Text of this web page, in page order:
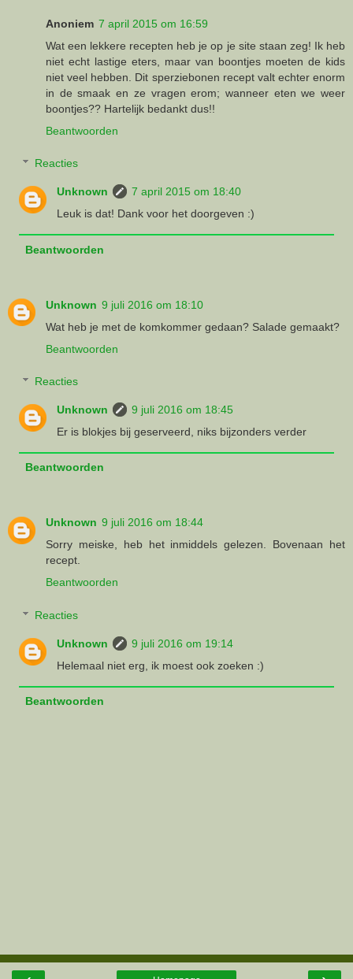
Anoniem 7 april 2015 om 16:59
Wat een lekkere recepten heb je op je site staan zeg! Ik heb
niet echt lastige eters, maar van boontjes moeten de kids
niet veel hebben. Dit sperziebonen recept valt echter enorm
in de smaak en ze vragen erom; wanneer eten we weer
boontjes?? Hartelijk bedankt dus!!
Beantwoorden
Reacties
Unknown
7 april 2015 om 18:40
Leuk is dat! Dank voor het doorgeven :)
Beantwoorden
Unknown 9 juli 2016 om 18:10
Wat heb je met de komkommer gedaan? Salade gemaakt?
Beantwoorden
Reacties
Unknown
9 juli 2016 om 18:45
Er is blokjes bij geserveerd, niks bijzonders verder
Beantwoorden
Unknown 9 juli 2016 om 18:44
Sorry meiske, heb het inmiddels gelezen. Bovenaan het
recept.
Beantwoorden
Reacties
Unknown
9 juli 2016 om 19:14
Helemaal niet erg, ik moest ook zoeken :)
Beantwoorden